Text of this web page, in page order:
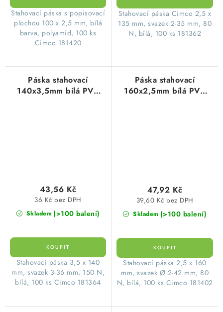
Stahovací páska s popisovací
plochou 100 x 2,5 mm, bílá
barva, polyamid, 100 ks
Cimco 181420
Stahovací páska Cimco 2,5 x
135 mm, svazek 2-35 mm, 80
N, bílá, 100 ks 181362
Páska stahovací
140x3,5mm bílá PVC
Skladem (>100 balení)
36 Kč bez DPH
43,56 Kč
Stahovací páska 3,5 x 140
mm, svazek 3-36 mm, 150 N,
bílá, 100 ks Cimco 181364
Páska stahovací
160x2,5mm bílá PVC
Skladem (>100 balení)
39,60 Kč bez DPH
47,92 Kč
Stahovací páska 2,5 x 160
mm, svazek Ø 2-42 mm, 80
N, bílá, 100 ks Cimco 181402